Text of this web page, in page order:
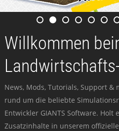
Willkommen
News, Mods, Tutorials, Support
rund um die beliebte
Entwickler GIANTS Software. Holt
Zusatzinhalte in unserem